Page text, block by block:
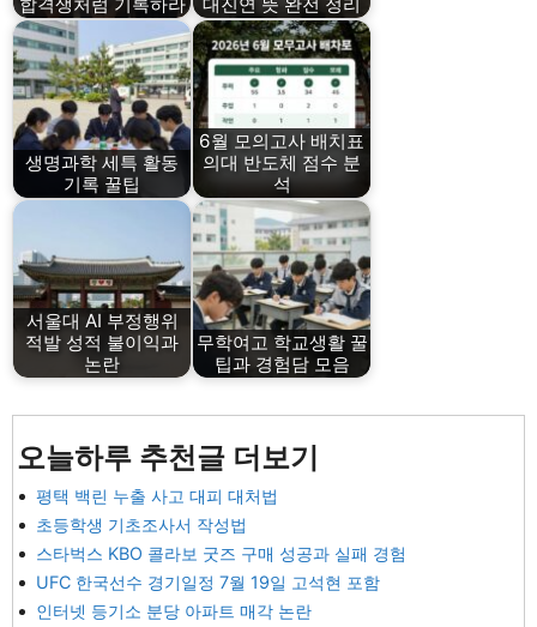
생명과학 세특 활동
기록 꿀팁
6월 모의고사 배치표
의대 반도체 점수 분
석
서울대 AI 부정행위
적발 성적 불이익과
논란
무학여고 학교생활 꿀
팁과 경험담 모음
오늘하루 추천글 더보기
평택 백린 누출 사고 대피 대처법
초등학생 기초조사서 작성법
스타벅스 KBO 콜라보 굿즈 구매 성공과 실패 경험
UFC 한국선수 경기일정 7월 19일 고석현 포함
인터넷 등기소 분당 아파트 매각 논란